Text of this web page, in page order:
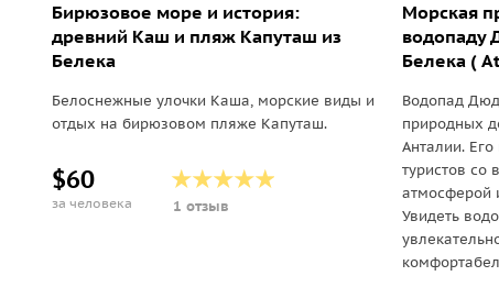
Бирюзовое море и история:
древний Каш и пляж Капуташ из
Белека
Белоснежные улочки Каша, морские виды и
отдых на бирюзовом пляже Капуташ.
$60
за человека 1 отзыв
Морская
водопаду
Белека (
Водопад
природных
Анталии.
туристов со
атмосферой
Увидеть